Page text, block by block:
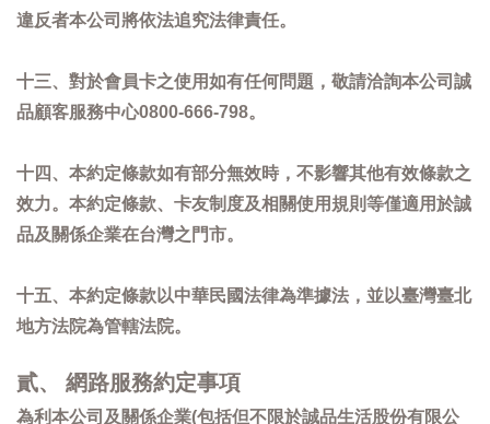
違反者本公司將依法追究法律責任。
十三、對於會員卡之使用如有任何問題，敬請洽詢本公司誠
品顧客服務中心0800-666-798。
十四、本約定條款如有部分無效時，不影響其他有效條款之
效力。本約定條款、卡友制度及相關使用規則等僅適用於誠
品及關係企業在台灣之門市。
十五、本約定條款以中華民國法律為準據法，並以臺灣臺北
地方法院為管轄法院。
貳、 網路服務約定事項
為利本公司及關係企業(包括但不限於誠品生活股份有限公